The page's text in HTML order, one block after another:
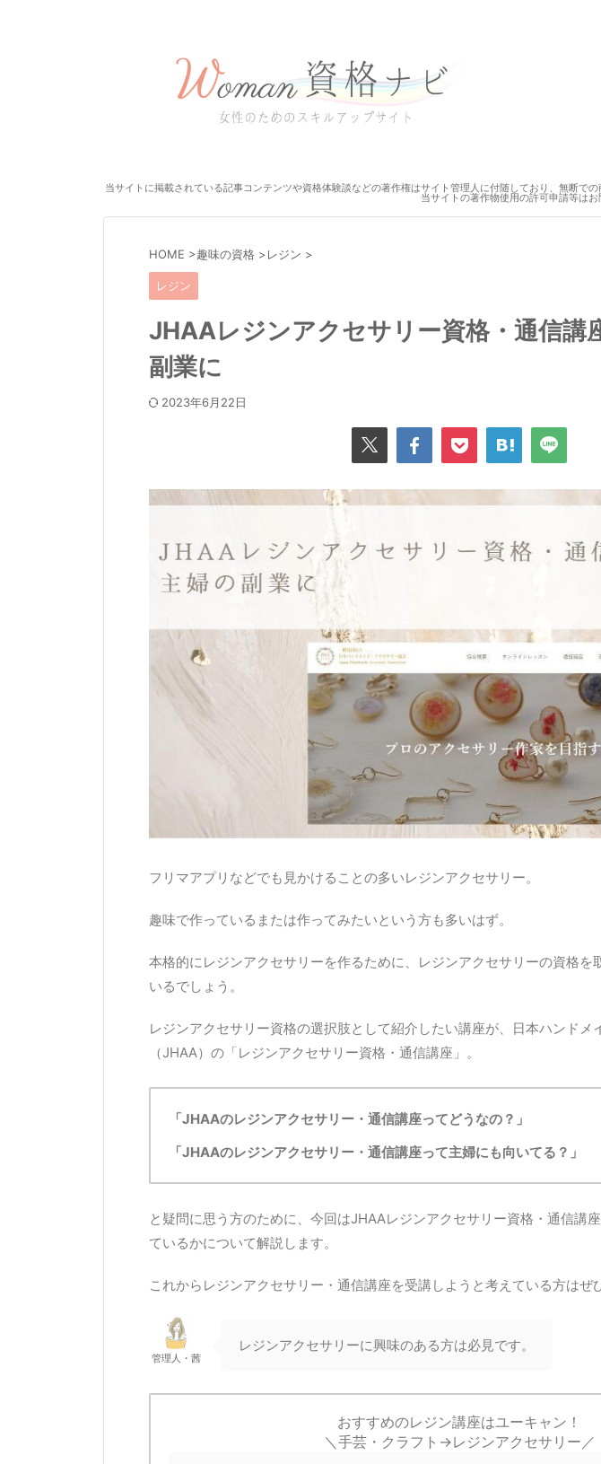
当サイトに掲載されている記事コンテンツや資格体験談などの著作権はサイト管理人に付随しており、無断で
当サイトの著作物使用の許可申請等は
HOME >趣味の資格 >レジン >
レジン
JHAAレジンアクセサリー資格・通信講
副業に
2023年6月22日
フリマアプリなどでも見かけることの多いレジンアクセサリー。
趣味で作っているまたは作ってみたいという方も多いはず。
本格的にレジンアクセサリーを作るために、レジンアクセサリーの資格を
いるでしょう。
レジンアクセサリー資格の選択肢として紹介したい講座が、日本ハンドメ
（JHAA）の「レジンアクセサリー資格・通信講座」。
「JHAAのレジンアクセサリー・通信講座ってどうなの？」
「JHAAのレジンアクセサリー・通信講座って主婦にも向いてる？」
と疑問に思う方のために、今回はJHAAレジンアクセサリー資格・通信講
ているかについて解説します。
これからレジンアクセサリー・通信講座を受講しようと考えている方はぜ
管理人・茜
レジンアクセサリーに興味のある方は必見です。
おすすめのレジン講座はユーキャン！
＼手芸・クラフト→レジンアクセサリー／